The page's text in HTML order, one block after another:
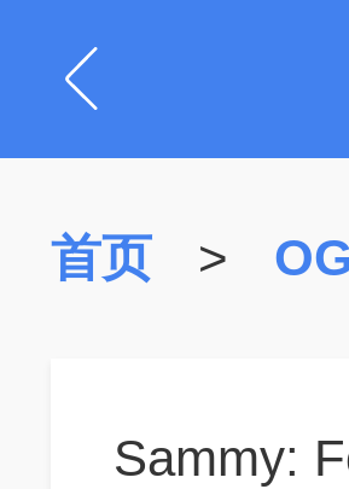
首页 > OG
Sammy: